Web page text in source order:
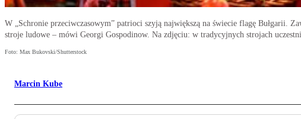
W „Schronie przeciwczasowym” patrioci szyją największą na świecie flagę Bułgarii.
stroje ludowe – mówi Georgi Gospodinow. Na zdjęciu: w tradycyjnych strojach
Foto: Max Bukovski/Shutterstock
Marcin Kube